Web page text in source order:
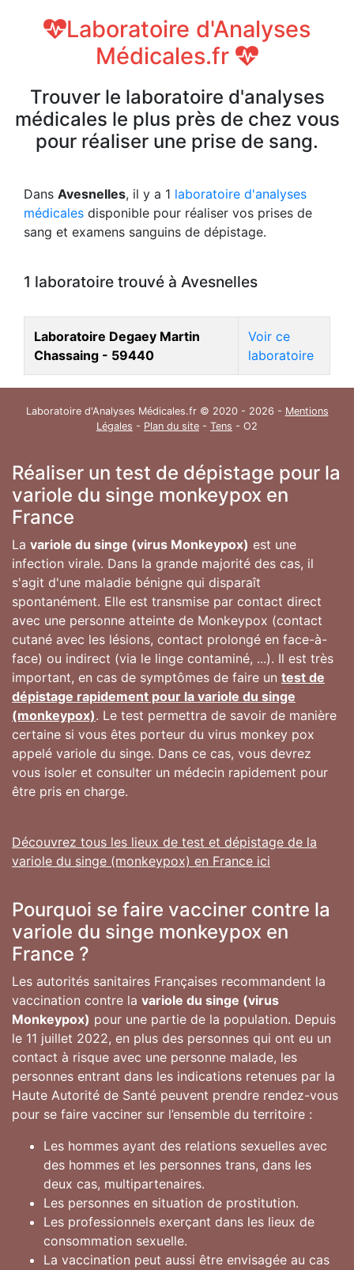
Laboratoire d'Analyses
Médicales.fr
Trouver le laboratoire d'analyses
médicales le plus près de chez vous
pour réaliser une prise de sang.
Dans Avesnelles, il y a 1 laboratoire d'analyses
médicales disponible pour réaliser vos prises de
sang et examens sanguins de dépistage.
1 laboratoire trouvé à Avesnelles
Laboratoire Degaey Martin
Chassaing - 59440
Voir ce
laboratoire
Laboratoire d'Analyses Médicales.fr © 2020 - 2026 - Mentions
Légales - Plan du site - Tens - O2
Réaliser un test de dépistage pour la
variole du singe monkeypox en
France
La variole du singe (virus Monkeypox) est une
infection virale. Dans la grande majorité des cas, il
s'agit d'une maladie bénigne qui disparaît
spontanément. Elle est transmise par contact direct
avec une personne atteinte de Monkeypox (contact
cutané avec les lésions, contact prolongé en face-à-
face) ou indirect (via le linge contaminé, ...). Il est très
important, en cas de symptômes de faire un test de
dépistage rapidement pour la variole du singe
(monkeypox). Le test permettra de savoir de manière
certaine si vous êtes porteur du virus monkey pox
appelé variole du singe. Dans ce cas, vous devrez
vous isoler et consulter un médecin rapidement pour
être pris en charge.
Découvrez tous les lieux de test et dépistage de la
variole du singe (monkeypox) en France ici
Pourquoi se faire vacciner contre la
variole du singe monkeypox en
France ?
Les autorités sanitaires Françaises recommandent la
vaccination contre la variole du singe (virus
Monkeypox) pour une partie de la population. Depuis
le 11 juillet 2022, en plus des personnes qui ont eu un
contact à risque avec une personne malade, les
personnes entrant dans les indications retenues par la
Haute Autorité de Santé peuvent prendre rendez-vous
pour se faire vacciner sur l’ensemble du territoire :
Les hommes ayant des relations sexuelles avec
des hommes et les personnes trans, dans les
deux cas, multipartenaires.
Les personnes en situation de prostitution.
Les professionnels exerçant dans les lieux de
consommation sexuelle.
La vaccination peut aussi être envisagée au cas